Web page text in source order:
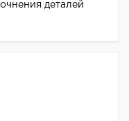
деталей